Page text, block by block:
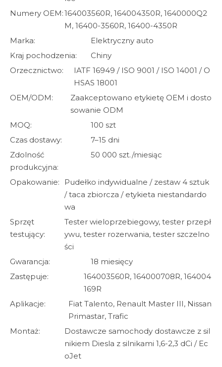
Numery OEM:164003560R, 164004350R, 1640000Q2
M, 16400-3560R, 16400-4350R
Marka:
Elektryczny auto
Kraj pochodzenia:
Chiny
Orzecznictwo:
IATF 16949 / ISO 9001 / ISO 14001 / O
HSAS 18001
OEM/ODM:
Zaakceptowano etykietę OEM i dosto
sowanie ODM
MOQ:
100 szt
Czas dostawy:
7–15 dni
Zdolność
produkcyjna:
50 000 szt./miesiąc
Opakowanie:
Pudełko indywidualne / zestaw 4 sztuk
/ taca zbiorcza / etykieta niestandardo
wa
Sprzęt
testujący:
Tester wieloprzebiegowy, tester przepł
ywu, tester rozerwania, tester szczelno
ści
Gwarancja:
18 miesięcy
Zastępuje:
164003560R, 164000708R, 164004
169R
Aplikacje:
Fiat Talento, Renault Master III, Nissan
Primastar, Trafic
Montaż:
Dostawcze samochody dostawcze z sil
nikiem Diesla z silnikami 1,6-2,3 dCi / Ec
oJet